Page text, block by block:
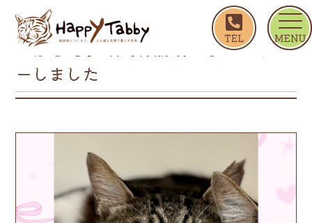
ホーム つばさ ◎多頭飼育崩壊からレスキューしまし
つばさ ◎多頭飼育崩壊からレスキュ
ーしました